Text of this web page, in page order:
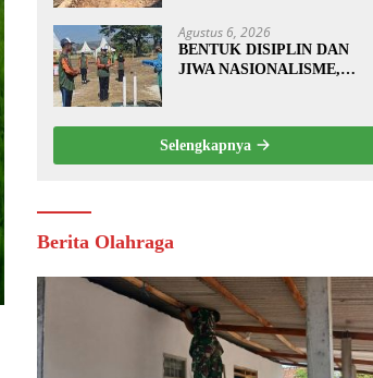
LOKASI UNTUK
PENGECORAN
Agustus 6, 2026
BENTUK DISIPLIN DAN
JIWA NASIONALISME,
PASKIBRA
Selengkapnya
Berita Olahraga